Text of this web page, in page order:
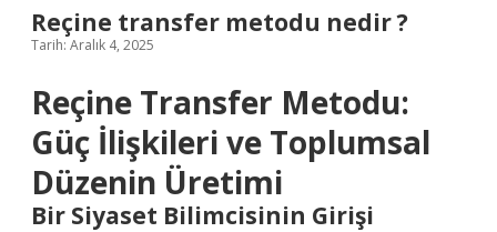
Reçine transfer metodu nedir ?
Tarih: Aralık 4, 2025
Reçine Transfer Metodu:
Güç İlişkileri ve Toplumsal
Düzenin Üretimi
Bir Siyaset Bilimcisinin Girişi